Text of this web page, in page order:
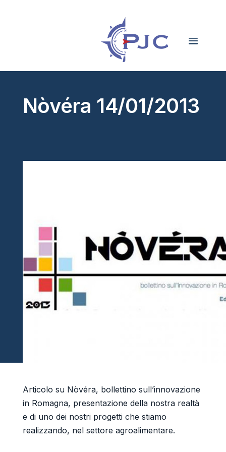
Nòvéra 14/01/2013
Articolo su Nòvéra, bollettino sull’innovazione
in Romagna, presentazione della nostra realtà
e di uno dei nostri progetti che stiamo
realizzando, nel settore agroalimentare.